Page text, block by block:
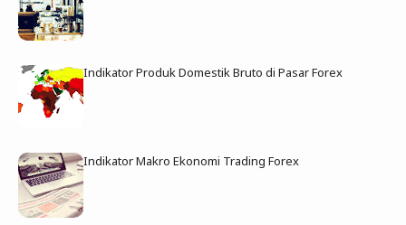
Indikator Produk Domestik Bruto di Pasar Forex
Indikator Makro Ekonomi Trading Forex